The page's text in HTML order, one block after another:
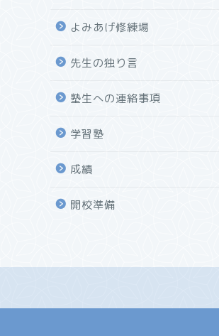
よみあげ修練場
先生の独り言
塾生への連絡事項
学習塾
成績
開校準備